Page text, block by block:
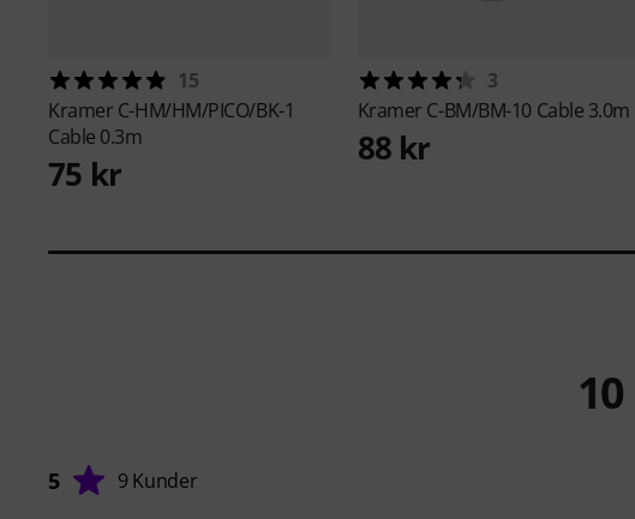
15
Kramer C-HM/HM/PICO/BK-1
Cable 0.3m
75 kr
3
Kramer C-BM/BM-10 Cable 3.0m
88 kr
10
5 9 Kunder